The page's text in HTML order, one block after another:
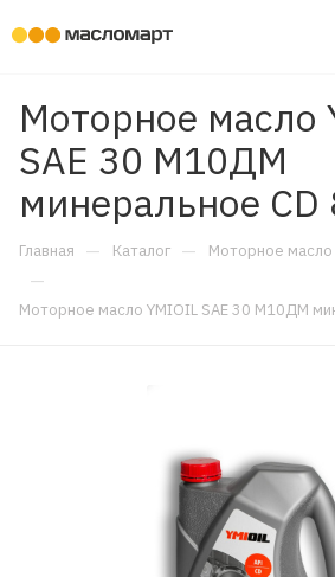
Моторное масло
SAE 30 М10ДМ
минеральное CD
Главная — Каталог — Моторное
—
Моторное масло YMIOIL SAE 30 М10ДМ